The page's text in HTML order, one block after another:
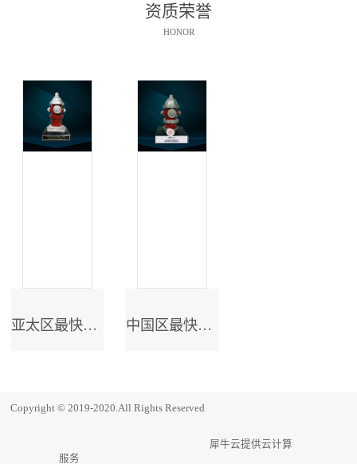
资质荣誉
HONOR
亚太区最快成长奖 中国区最快成长奖
Copyright © 2019-2020.All Rights Reserved
犀牛云提供云计算
服务